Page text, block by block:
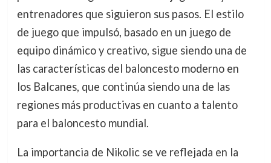
entrenadores que siguieron sus pasos. El estilo
de juego que impulsó, basado en un juego de
equipo dinámico y creativo, sigue siendo una de
las características del baloncesto moderno en
los Balcanes, que continúa siendo una de las
regiones más productivas en cuanto a talento
para el baloncesto mundial.
La importancia de Nikolic se ve reflejada en la